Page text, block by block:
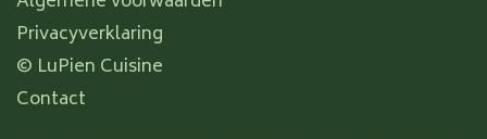
Privacyverklaring
© LuPien Cuisine
Contact